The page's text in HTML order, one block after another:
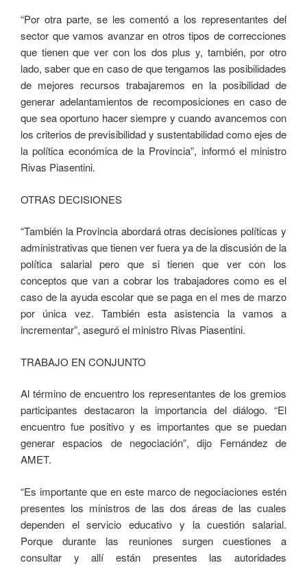
“Por otra parte, se les comentó a los representantes del
sector que vamos avanzar en otros tipos de correcciones
que tienen que ver con los dos plus y, también, por otro
lado, saber que en caso de que tengamos las posibilidades
de mejores recursos trabajaremos en la posibilidad de
generar adelantamientos de recomposiciones en caso de
que sea oportuno hacer siempre y cuando avancemos con
los criterios de previsibilidad y sustentabilidad como ejes de
la política económica de la Provincia”, informó el ministro
Rivas Piasentini.
OTRAS DECISIONES
“También la Provincia abordará otras decisiones políticas y
administrativas que tienen ver fuera ya de la discusión de la
política salarial pero que si tienen que ver con los
conceptos que van a cobrar los trabajadores como es el
caso de la ayuda escolar que se paga en el mes de marzo
por única vez. También esta asistencia la vamos a
incrementar”, aseguró el ministro Rivas Piasentini.
TRABAJO EN CONJUNTO
Al término de encuentro los representantes de los gremios
participantes destacaron la importancia del diálogo. “El
encuentro fue positivo y es importantes que se puedan
generar espacios de negociación”, dijo Fernández de
AMET.
“Es importante que en este marco de negociaciones estén
presentes los ministros de las dos áreas de las cuales
dependen el servicio educativo y la cuestión salarial.
Porque durante las reuniones surgen cuestiones a
consultar y allí están presentes las autoridades